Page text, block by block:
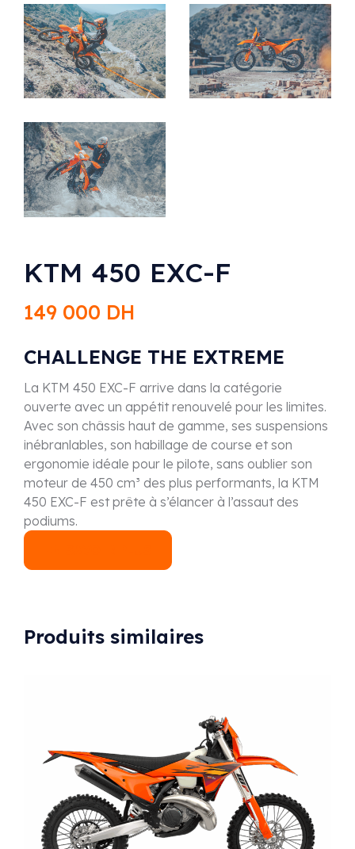
KTM 450 EXC-F
149 000 DH
CHALLENGE THE EXTREME
La KTM 450 EXC-F arrive dans la catégorie
ouverte avec un appétit renouvelé pour les limites.
Avec son châssis haut de gamme, ses suspensions
inébranlables, son habillage de course et son
ergonomie idéale pour le pilote, sans oublier son
moteur de 450 cm³ des plus performants, la KTM
450 EXC-F est prête à s’élancer à l’assaut des
podiums.
Produits similaires